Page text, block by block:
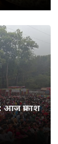
आज प्रकाश